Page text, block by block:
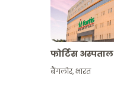
फोर्टिस अस्पताल
बैंगलोर,भारत